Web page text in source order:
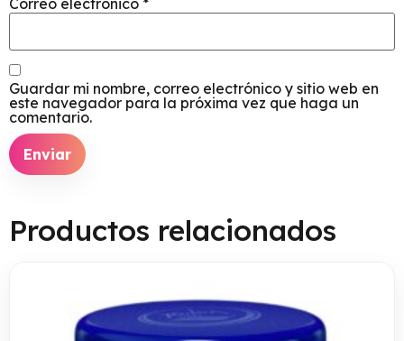
Guardar mi nombre, correo electrónico y sitio web en
este navegador para la próxima vez que haga un
comentario.
Productos relacionados